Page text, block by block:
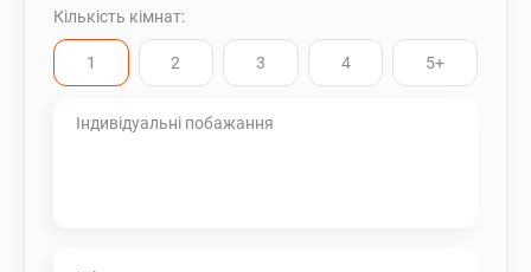
Кількість кімнат:
1 2 3 4 5+